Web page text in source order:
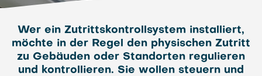
Wer ein Zutrittskontrollsystem installiert,
möchte in der Regel den physischen Zutritt
zu Gebäuden oder Standorten regulieren
und kontrollieren. Sie wollen steuern und